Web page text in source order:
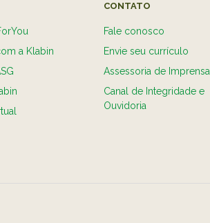
a Klabin
CONTATO
Fale conosco
Envie seu currículo
Assessoria de Imprensa
Canal de Integridade e
Ouvidoria